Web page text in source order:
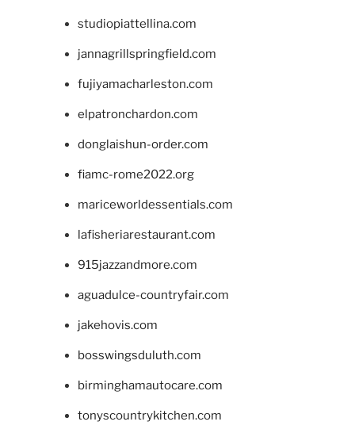
studiopiattellina.com
jannagrillspringfield.com
fujiyamacharleston.com
elpatronchardon.com
donglaishun-order.com
fiamc-rome2022.org
mariceworldessentials.com
lafisheriarestaurant.com
915jazzandmore.com
aguadulce-countryfair.com
jakehovis.com
bosswingsduluth.com
birminghamautocare.com
tonyscountrykitchen.com